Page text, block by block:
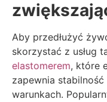
Aby przedłużyć
skorzystać z usług
elastomerem, które
zapewnia
warunkach.